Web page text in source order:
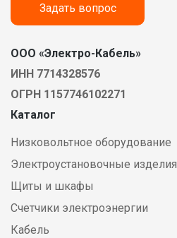
Задать вопрос
ООО «Электро-Кабель»
ИНН 7714328576
ОГРН 1157746102271
Каталог
Низковольтное оборудование
Электроустановочные изделия
Щиты и шкафы
Счетчики электроэнергии
Кабель